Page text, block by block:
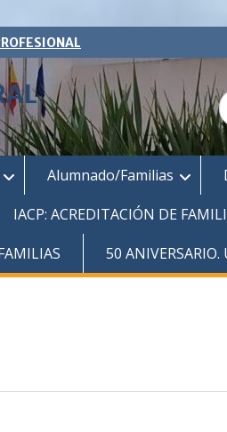
Alumnado/Familias
IACP: ACREDITACIÓN DE
50